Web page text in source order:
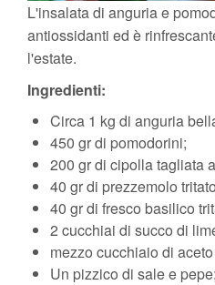
L'insalata di anguria e
antiossidanti ed è
l'estate.
Ingredienti:
Circa 1 kg di anguria
450 gr di pomodorini;
200 gr di cipolla tagliata
40 gr di prezzemolo
40 gr di fresco basilico
2 cucchiai di succo di
mezzo cucchiaio di
Un pizzico di sale e pepe;